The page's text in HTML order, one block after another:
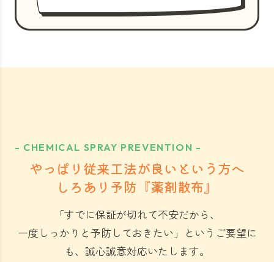
- CHEMICAL SPRAY PREVENTION -
やっぱり従来工法が良いという方へ
しろあり予防『薬剤散布』
「すでに保証が切れて不安だから、
一度しっかりと予防しておきたい」 というご要望に
も、誠心誠意対応いたします。